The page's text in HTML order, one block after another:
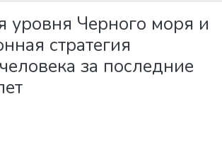
уровня Черного моря и
стратегия
за последние